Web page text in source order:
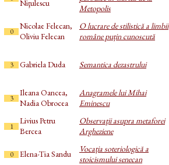
Niţulescu
Metopolis
0
Nicolae Felecan,
Oliviu Felecan
O lucrare de stilistică a limbii
române puțin cunoscută
3 Gabriela Duda Semantica dezastrului
3
Ileana Oancea,
Nadia Obrocea
Anagramele lui Mihai
Eminescu
1
Livius Petru
Bercea
Observaţii asupra metaforei
Argheziene
0 Elena-Tia Sandu
Vocația soteriologică a
stoicismului senecan